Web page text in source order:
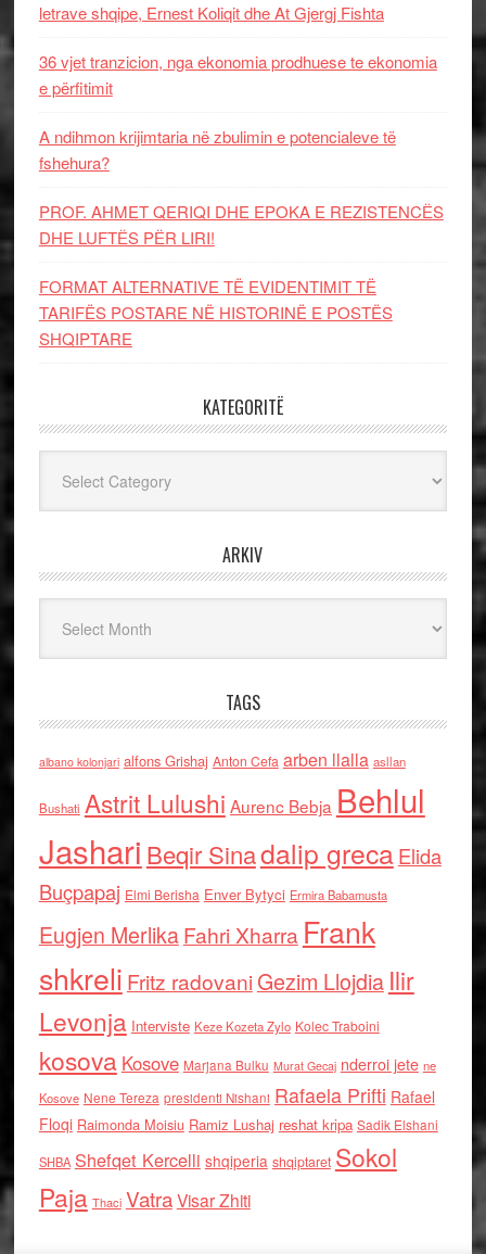
letrave shqipe, Ernest Koliqit dhe At Gjergj Fishta
36 vjet tranzicion, nga ekonomia prodhuese te ekonomia
e përfitimit
A ndihmon krijimtaria në zbulimin e potencialeve të
fshehura?
PROF. AHMET QERIQI DHE EPOKA E REZISTENCЁS
DHE LUFTЁS PЁR LIRI!
FORMAT ALTERNATIVE TË EVIDENTIMIT TË
TARIFËS POSTARE NË HISTORINË E POSTËS
SHQIPTARE
KATEGORITË
ARKIV
TAGS
albano kolonjari alfons Grishaj Anton Cefa arben llalla asllan
Bushati Astrit Lulushi Aurenc Bebja Behlul
Jashari Beqir Sinadalip grecaElida
Buçpapaj Elmi Berisha Enver Bytyci Ermira Babamusta
Eugjen MerlikaFahri Xharra Frank
shkreli Fritz radovaniGezim Llojdia Ilir
Levonja Interviste Keze Kozeta Zylo Kolec Traboini
kosova Kosove Marjana Bulku Murat Gecaj nderroi jete ne
Kosove Nene Tereza presidenti Nishani Rafaela Prifti Rafael
Floqi Raimonda Moisiu Ramiz Lushaj reshat kripa Sadik Elshani
SHBA Shefqet Kercelli shqiperia shqiptaret Sokol
Paja Thaci VatraVisar Zhiti